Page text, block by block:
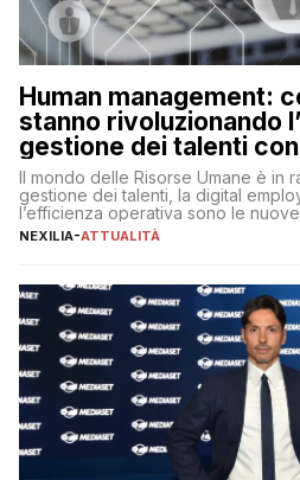
Human management:
stanno rivoluzionando
gestione dei talenti
Il mondo delle Risorse Umane è in
gestione dei talenti, la digital
l’efficienza operativa sono le
lavoro, d’altra parte, è sempre più
NEXILIA-ATTUALITÀ